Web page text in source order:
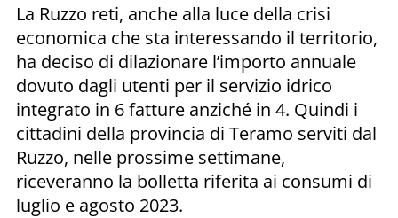
La Ruzzo reti, anche alla luce della crisi
economica che sta interessando il territorio,
ha deciso di dilazionare l’importo annuale
dovuto dagli utenti per il servizio idrico
integrato in 6 fatture anziché in 4. Quindi i
cittadini della provincia di Teramo serviti dal
Ruzzo, nelle prossime settimane,
riceveranno la bolletta riferita ai consumi di
luglio e agosto 2023.